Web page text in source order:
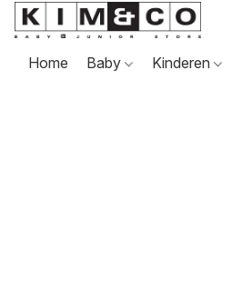
Home Baby Kinderen